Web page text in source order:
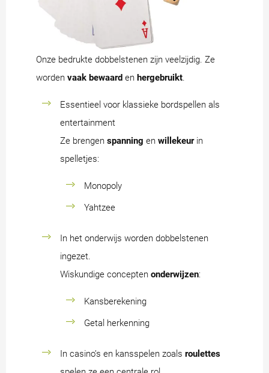
Onze bedrukte dobbelstenen zijn veelzijdig. Ze
worden vaak bewaard en hergebruikt.
Essentieel voor klassieke bordspellen als
entertainment
Ze brengen spanning en willekeurin
spelletjes:
Monopoly
Yahtzee
In het onderwijs worden dobbelstenen
ingezet.
Wiskundige concepten onderwijzen:
Kansberekening
Getal herkenning
In casino’s en kansspelen zoals roulettes